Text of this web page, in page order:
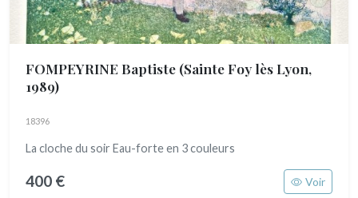
FOMPEYRINE Baptiste (Sainte Foy lès Lyon,
1989)
18396
La cloche du soir Eau-forte en 3 couleurs
400 € Voir